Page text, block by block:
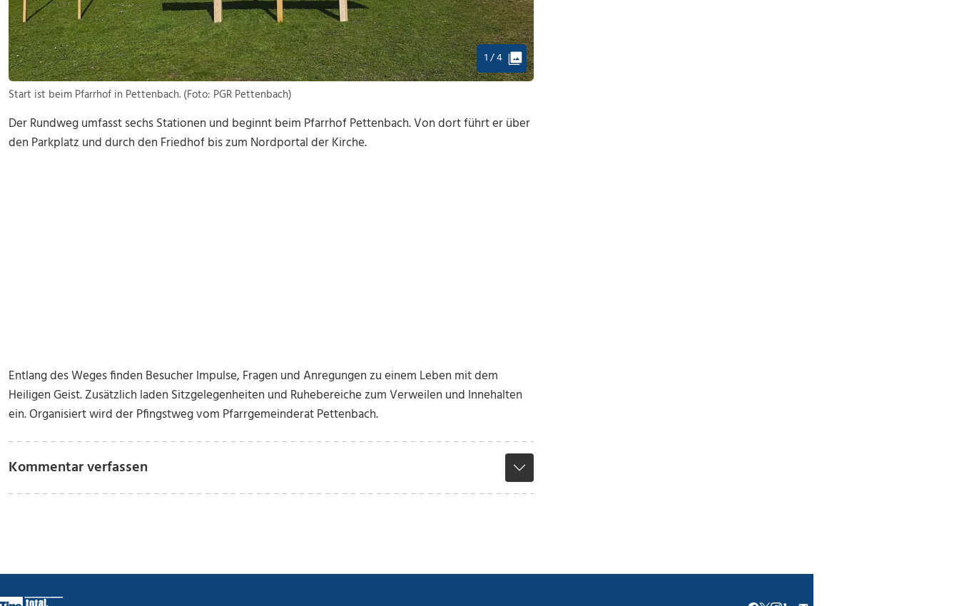
1 / 4
Start ist beim Pfarrhof in Pettenbach. (Foto: PGR Pettenbach)
Der Rundweg umfasst sechs Stationen und beginnt beim Pfarrhof Pettenbach. Von dort führt er über
den Parkplatz und durch den Friedhof bis zum Nordportal der Kirche.
Entlang des Weges finden Besucher Impulse, Fragen und Anregungen zu einem Leben mit dem
Heiligen Geist. Zusätzlich laden Sitzgelegenheiten und Ruhebereiche zum Verweilen und Innehalten
ein. Organisiert wird der Pfingstweg vom Pfarrgemeinderat Pettenbach.
Kommentar verfassen